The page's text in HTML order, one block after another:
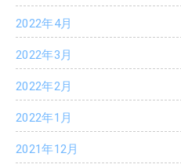
2022年4月
2022年3月
2022年2月
2022年1月
2021年12月